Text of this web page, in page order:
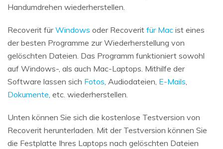
Handumdrehen wiederherstellen.
Recoverit fürWindows oder Recoverit für Mac ist eines
der besten Programme zur Wiederherstellung von
gelöschten Dateien. Das Programm funktioniert sowohl
auf Windows-, als auch Mac-Laptops. Mithilfe der
Software lassen sich Fotos, Audiodateien, E-Mails,
Dokumente, etc. wiederherstellen.
Unten können Sie sich die kostenlose Testversion von
Recoverit herunterladen. Mit der Testversion können Sie
die Festplatte Ihres Laptops nach gelöschten Dateien